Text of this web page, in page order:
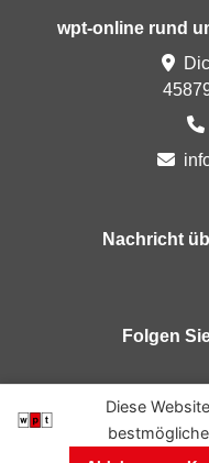
wpt-online rund
inf
Nachricht
Folgen
Diese